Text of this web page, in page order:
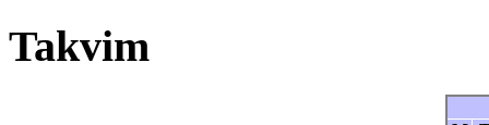
Takvim